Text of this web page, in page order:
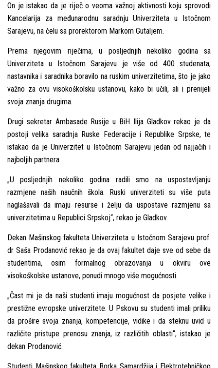
On je istakao da je riječ o veoma važnoj aktivnosti koju sprovodi
Kancelarija za međunarodnu saradnju Univerziteta u Istočnom
Sarajevu, na čelu sa prorektorom Markom Gutalјem.
Prema njegovim riječima, u poslјednjih nekoliko godina sa
Univerziteta u Istočnom Sarajevu je više od 400 studenata,
nastavnika i saradnika boravilo na ruskim univerzitetima, što je jako
važno za ovu visokoškolsku ustanovu, kako bi učili, ali i prenijeli
svoja znanja drugima.
Drugi sekretar Ambasade Rusije u BiH Ilija Gladkov rekao je da
postoji velika saradnja Ruske Federacije i Republike Srpske, te
istakao da je Univerzitet u Istočnom Sarajevu jedan od najjačih i
najbolјih partnera.
„U poslјednjih nekoliko godina radili smo na uspostavlјanju
razmjene naših naučnih škola. Ruski univerziteti su više puta
naglašavali da imaju resurse i želјu da uspostave razmjenu sa
univerzitetima u Republici Srpskoj“, rekao je Gladkov.
Dekan Mašinskog fakulteta Univerziteta u Istočnom Sarajevu prof.
dr Saša Prodanović rekao je da ovaj fakultet daje sve od sebe da
studentima, osim formalnog obrazovanja u okviru ove
visokoškolske ustanove, ponudi mnogo više mogućnosti.
„Čast mi je da naši studenti imaju mogućnost da posjete velike i
prestižne evropske univerzitete. U Pskovu su studenti imali priliku
da prošire svoja znanja, kompetencije, vidike i da steknu uvid u
različite pristupe prenosu znanja, iz različitih oblasti“, istakao je
dekan Prodanović.
Studenti Mašinskog fakulteta Borka Samardžija i Elektrotehničkog